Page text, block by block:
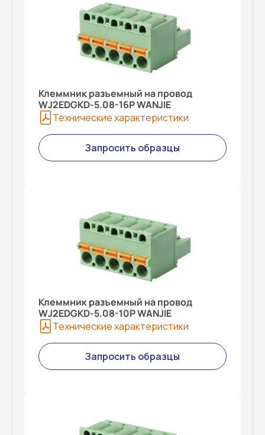
Клеммник разъемный на провод
WJ2EDGKD-5.08-16P WANJIE
Технические характеристики
Запросить образцы
Клеммник разъемный на провод
WJ2EDGKD-5.08-10P WANJIE
Технические характеристики
Запросить образцы